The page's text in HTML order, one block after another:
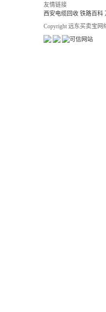
友情链接
西安电缆回收 铁路百科
Copyright 远东买卖宝网